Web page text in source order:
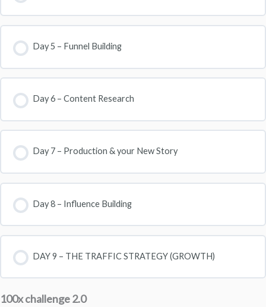
Day 5 – Funnel Building
Day 6 – Content Research
Day 7 – Production & your New Story
Day 8 – Influence Building
DAY 9 – THE TRAFFIC STRATEGY (GROWTH)
100x challenge 2.0